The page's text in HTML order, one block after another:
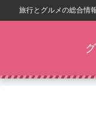
旅行とグルメの総合情